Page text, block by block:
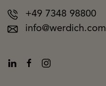
+49 7348 98800
info@werdich.com